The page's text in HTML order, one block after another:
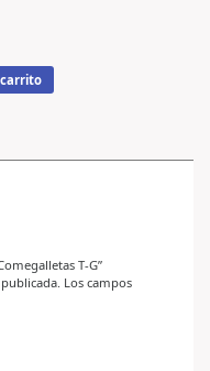
T-G”
Los campos